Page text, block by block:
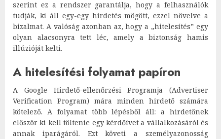
szerint ez a rendszer garantálja, hogy a felhasználók
tudják, ki áll egy-egy hirdetés mögött, ezzel növelve a
bizalmat. A valóság azonban az, hogy a „hitelesítés” egy
olyan alacsonyra tett léc, amely a biztonság hamis
illúzióját kelti.
A hitelesítési folyamat papíron
A Google Hirdető-ellenőrzési Programja (Advertiser
Verification Program) mára minden hirdető számára
kötelező. A folyamat több lépésből áll: a hirdetőnek
először ki kell töltenie egy kérdőívet a vállalkozásáról és
annak iparágáról. Ezt követi a személyazonosság